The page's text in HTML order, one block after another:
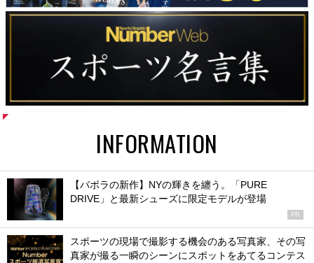
INFORMATION
【バボラの新作】NYの輝きを纏う。「PURE
DRIVE」と最新シューズに限定モデルが登場
PR
スポーツの現場で撮影する機会のある写真家、その写
真家が撮る一瞬のシーンにスポットをあてるコンテス